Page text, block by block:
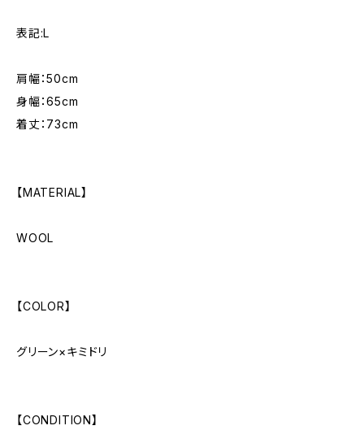
表記:L
肩幅：50cm
身幅：65cm
着丈：73cm
【MATERIAL】
WOOL
【COLOR】
グリーン×キミドリ
【CONDITION】